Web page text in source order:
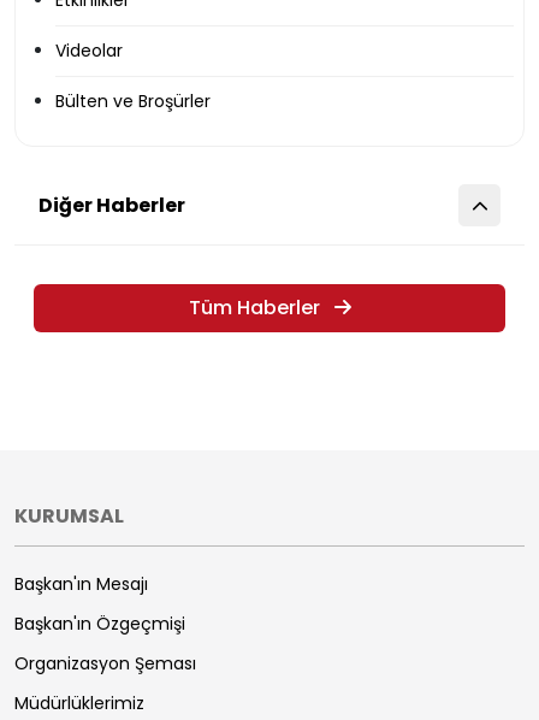
Videolar
Bülten ve Broşürler
Diğer Haberler
Tüm Haberler
KURUMSAL
Başkan'ın Mesajı
Başkan'ın Özgeçmişi
Organizasyon Şeması
Müdürlüklerimiz